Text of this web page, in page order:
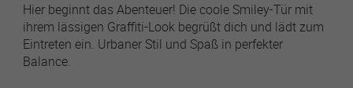
Hier beginnt das Abenteuer! Die coole Smiley-Tür mit
ihrem lässigen Graffiti-Look begrüßt dich und lädt zum
Eintreten ein. Urbaner Stil und Spaß in perfekter
Balance.